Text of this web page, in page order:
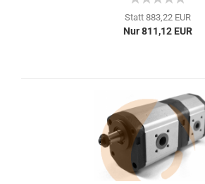
Statt 883,22 EUR
Nur 811,12 EUR